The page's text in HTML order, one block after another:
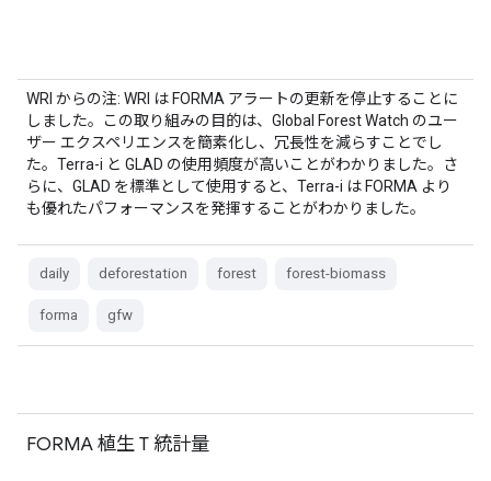
WRI からの注: WRI は FORMA アラートの更新を停止することに
しました。この取り組みの目的は、Global Forest Watch のユー
ザー エクスペリエンスを簡素化し、冗長性を減らすことでし
た。Terra-i と GLAD の使用頻度が高いことがわかりました。さ
らに、GLAD を標準として使用すると、Terra-i は FORMA より
も優れたパフォーマンスを発揮することがわかりました。
daily deforestation forest forest-biomass
forma gfw
FORMA 植生 T 統計量